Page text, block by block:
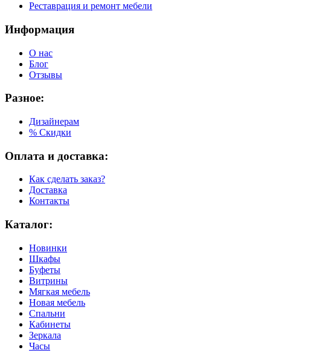
Реставрация и ремонт мебели
Информация
О нас
Блог
Отзывы
Разное:
Дизайнерам
% Скидки
Оплата и доставка:
Как сделать заказ?
Доставка
Контакты
Каталог:
Новинки
Шкафы
Буфеты
Витрины
Мягкая мебель
Новая мебель
Спальни
Кабинеты
Зеркала
Часы